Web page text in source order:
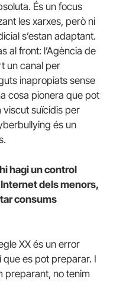
És un focus
les xarxes, però ni
s’estan adaptant.
al front: l’Agència de
un canal per
inapropiats sense
cosa pionera que pot
viscut suïcidis per
és un
hagi un control
dels menors,
consums
XX és un error
es pot preparar. I
preparant, no tenim